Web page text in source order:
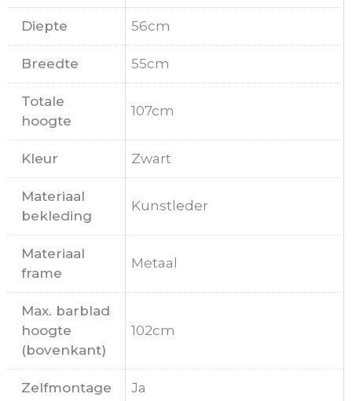
Diepte 56cm
Breedte 55cm
Totale
hoogte
107cm
Kleur Zwart
Materiaal
bekleding
Kunstleder
Materiaal
frame
Metaal
Max. barblad
hoogte
(bovenkant)
102cm
Zelfmontage Ja